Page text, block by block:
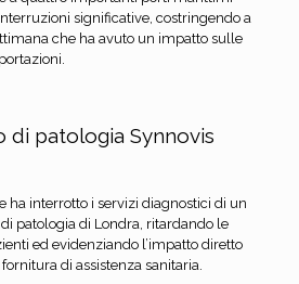
significative, costringendo a
che ha avuto un impatto sulle
di patologia Synnovis
ha interrotto i servizi diagnostici di un
patologia di Londra, ritardando le
ed evidenziando l’impatto diretto
di assistenza sanitaria.